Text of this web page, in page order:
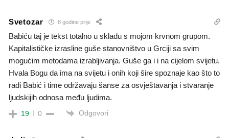
Svetozar 8 godine prije
Babiću taj je tekst totalno u skladu s mojom krvnom grupom.
Kapitalističke izrasline guše stanovništvo u Grciji sa svim
mogućim metodama izrabljivanja. Guše ga i i na cijelom svijetu.
Hvala Bogu da ima na svijetu i onih koji šire spoznaje kao što to
radi Babić i time održavaju šanse za osvještavanja i stvaranje
ljudskijih odnosa među ljudima.
19 0 Odgovori